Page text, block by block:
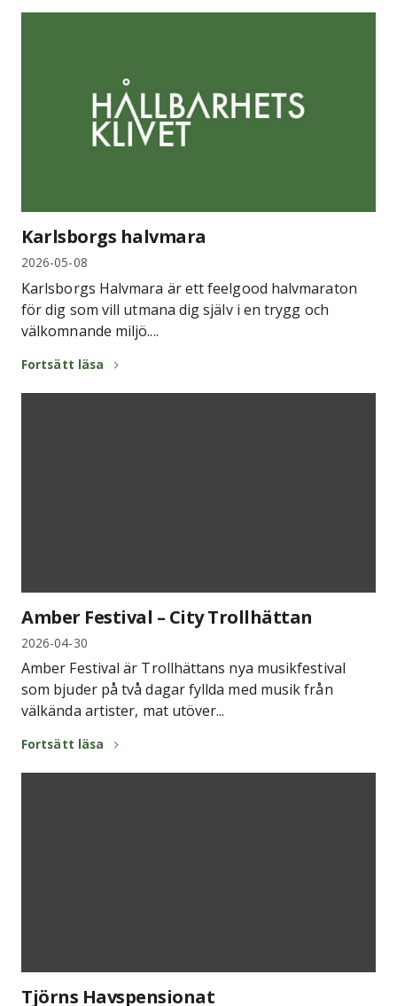
Karlsborgs halvmara
2026-05-08
Karlsborgs Halvmara är ett feelgood halvmaraton
för dig som vill utmana dig själv i en trygg och
välkomnande miljö....
Fortsätt läsa
Amber Festival – City Trollhättan
2026-04-30
Amber Festival är Trollhättans nya musikfestival
som bjuder på två dagar fyllda med musik från
välkända artister, mat utöver...
Fortsätt läsa
Tjörns Havspensionat